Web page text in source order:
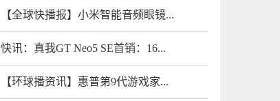
【全球快播报】小米智能音频眼镜...
快讯：真我GT Neo5 SE首销：16...
【环球播资讯】惠普第9代游戏家...